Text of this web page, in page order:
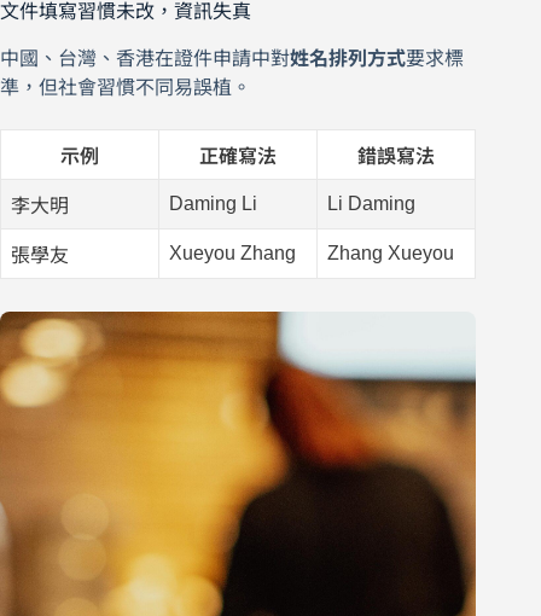
文件填寫習慣未改，資訊失真
中國、台灣、香港在證件申請中對姓名排列方式要求標
準，但社會習慣不同易誤植。
示例 正確寫法 錯誤寫法
李大明 Daming Li Li Daming
張學友 Xueyou Zhang Zhang Xueyou